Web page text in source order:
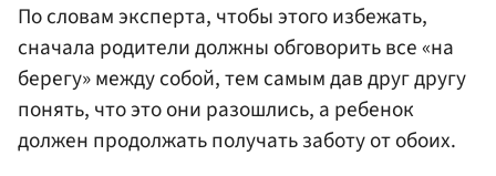
По словам эксперта, чтобы этого избежать,
сначала родители должны обговорить все «на
берегу» между собой, тем самым дав друг другу
понять, что это они разошлись, а ребенок
должен продолжать получать заботу от обоих.